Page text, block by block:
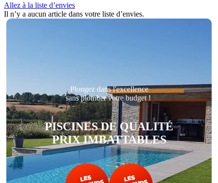
Allez à la liste d’envies
Il n’y a aucun article dans votre liste d’envies.
Plongez dans l'excellence
sans plomber votre budget !
PISCINES DE QUALITÉ
PRIX IMBATTABLES